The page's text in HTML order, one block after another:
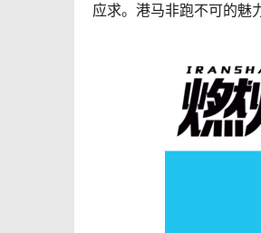
应求。港马非跑不可的魅